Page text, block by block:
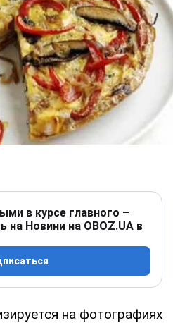
в курсе главного –
на Новини на OBOZ.UA в
на фотографиях